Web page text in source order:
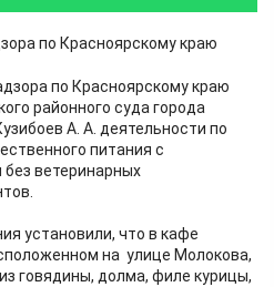
по Красноярскому краю
по Красноярскому краю
районного суда города
А. А. деятельности по
питания с
ветеринарных
установили, что в кафе
на улице Молокова,
говядины, долма, филе курицы,